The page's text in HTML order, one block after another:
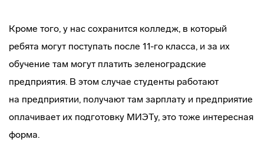
Кроме того, у нас сохранится колледж, в который
ребята могут поступать после 11-го класса, и за их
обучение там могут платить зеленоградские
предприятия. В этом случае студенты работают
на предприятии, получают там зарплату и предприятие
оплачивает их подготовку МИЭТу, это тоже интересная
форма.